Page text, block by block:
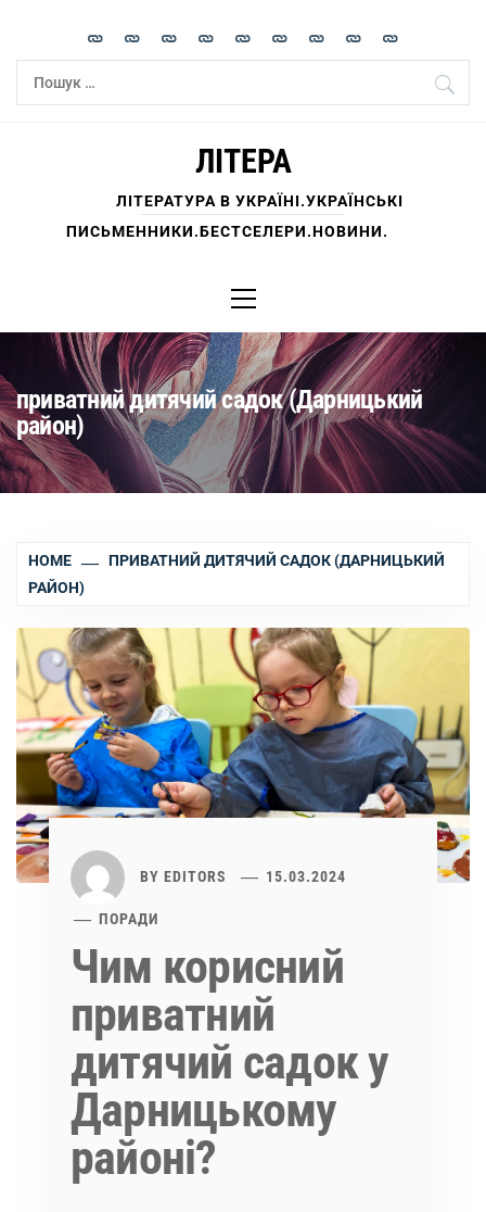
content
Пошук:
ЛІТЕРА
ЛІТЕРАТУРА В УКРАЇНІ.УКРАЇНСЬКІ
ПИСЬМЕННИКИ.БЕСТСЕЛЕРИ.НОВИНИ.
Menu
приватний дитячий садок (Дарницький
район)
HOME
ПРИВАТНИЙ ДИТЯЧИЙ САДОК (ДАРНИЦЬКИЙ
РАЙОН)
BY EDITORS 15.03.2024
ПОРАДИ
Чим корисний
приватний
дитячий садок у
Дарницькому
районі?